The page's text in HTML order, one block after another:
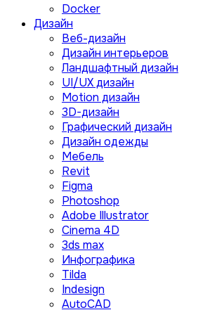
Docker
Дизайн
Веб-дизайн
Дизайн интерьеров
Ландшафтный дизайн
UI/UX дизайн
Motion дизайн
3D-дизайн
Графический дизайн
Дизайн одежды
Мебель
Revit
Figma
Photoshop
Adobe Illustrator
Сinema 4D
3ds max
Инфографика
Tilda
Indesign
AutoCAD